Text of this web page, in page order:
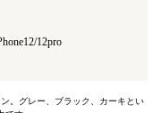
12pro
。グレー、ブラック、カーキとい